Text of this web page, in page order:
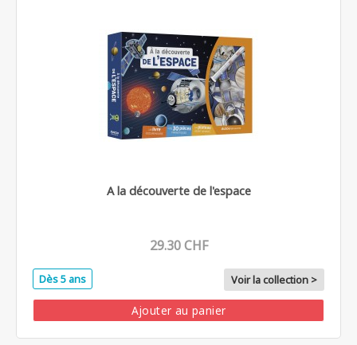
A la découverte de l'espace
29.30 CHF
Dès 5 ans Voir la collection >
Ajouter au panier